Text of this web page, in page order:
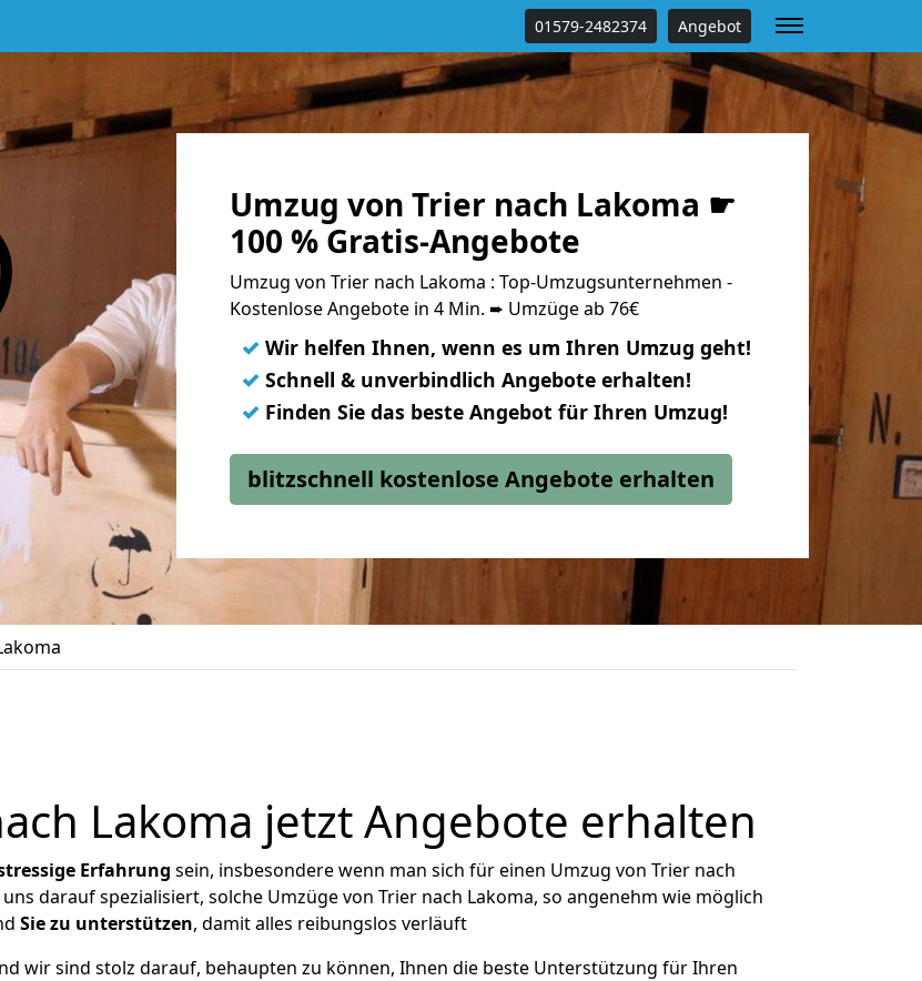
01579-2482374 Angebot
Umzug von Trier nach Lakoma ☛
100 % Gratis-Angebote
Umzug von Trier nach Lakoma : Top-Umzugsunternehmen -
Kostenlose Angebote in 4 Min. ➨ Umzüge ab 76€
✓ Wir helfen Ihnen, wenn es um Ihren Umzug geht!
✓ Schnell & unverbindlich Angebote erhalten!
✓ Finden Sie das beste Angebot für Ihren Umzug!
blitzschnell kostenlose Angebote erhalten
Lakoma jetzt Angebote erhalten
Erfahrung sein, insbesondere wenn man sich für einen Umzug von Trier nach
darauf spezialisiert, solche Umzüge von Trier nach Lakoma, so angenehm wie möglich
Sie zu unterstützen, damit alles reibungslos verläuft
wir sind stolz darauf, behaupten zu können, Ihnen die beste Unterstützung für Ihren